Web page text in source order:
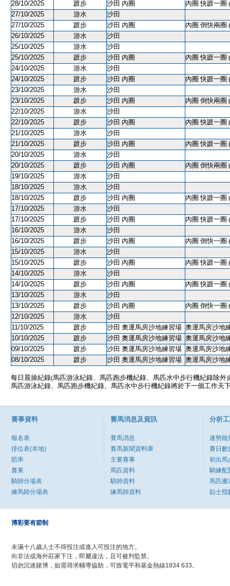
28/10/2025 踱步 沙田 內圈
內圈 快踱一圈
27/10/2025
游水
沙田
27/10/2025
踱步 沙田 內圈
內圈 倒快兩圈
26/10/2025
游水
沙田
25/10/2025
游水
沙田
25/10/2025
踱步 沙田 內圈
內圈 快踱一圈
24/10/2025
游水
沙田
24/10/2025
踱步 沙田 內圈
內圈 快踱一圈
23/10/2025
游水
沙田
23/10/2025
踱步 沙田 內圈
內圈 倒快兩圈
22/10/2025
游水
沙田
22/10/2025
踱步 沙田 內圈
內圈 快踱一圈
21/10/2025
游水
沙田
21/10/2025
踱步 沙田 內圈
內圈 快踱一圈
20/10/2025
游水
沙田
20/10/2025
踱步 沙田 內圈
內圈 倒快兩圈
19/10/2025
游水
沙田
18/10/2025
游水
沙田
18/10/2025
踱步 沙田 內圈
內圈 快踱一圈
17/10/2025
游水
沙田
17/10/2025
踱步 沙田 內圈
內圈 快踱一圈
16/10/2025
游水
沙田
16/10/2025
踱步 沙田 內圈
內圈 倒快一圈
15/10/2025
游水
沙田
15/10/2025
踱步 沙田 內圈
內圈 快踱一圈
14/10/2025
游水
沙田
14/10/2025
踱步 沙田 內圈
內圈 快踱一圈
13/10/2025
游水
沙田
13/10/2025
踱步 沙田 內圈
內圈 倒快一圈
12/10/2025
游水
沙田
11/10/2025
踱步 沙田 奧運馬房沙地練習場 奧運馬房沙地
10/10/2025
踱步 沙田 奧運馬房沙地練習場 奧運馬房沙地
09/10/2025
踱步 沙田 奧運馬房沙地練習場 奧運馬房沙地
08/10/2025
踱步 沙田 奧運馬房沙地練習場 奧運馬房沙地
每日晨操紀錄(馬匹游泳紀錄、馬匹跑步機紀錄、馬匹水中步行機紀錄除外
馬匹游泳紀錄、馬匹跑步機紀錄、馬匹水中步行機紀錄將於下一個工作天
賽事資料
報名表
排位表(本地)
賠率
賽果
騎師分場表
練馬師分場表
賽馬消息及資訊
賽馬消息
賽馬新聞資料庫
主要賽事
馬匹資料
騎師資料
練馬師資料
分析
速勢能
賽日數
初出馬
騎練配
馬匹搬
貼士指
博彩要有節制
未滿十八歲人士不得投注或進入可投注的地方。
向非法或海外莊家下注，即屬違法，且可被判監禁。
切勿沉迷賭博，如需尋求輔導協助，可致電平和基金熱線1834 633。